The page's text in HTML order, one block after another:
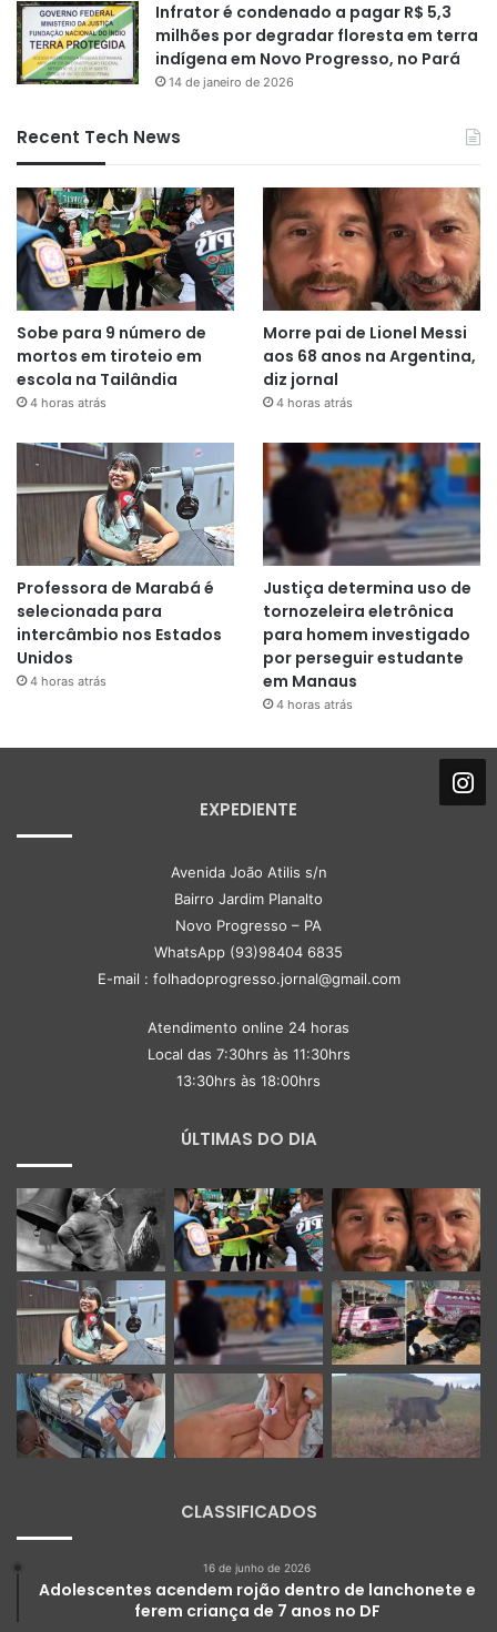
Infrator é condenado a pagar R$ 5,3
milhões por degradar floresta em terra
indígena em Novo Progresso, no Pará
14 de janeiro de 2026
Recent Tech News
Sobe para 9 número de
mortos em tiroteio em
escola na Tailândia
4 horas atrás
Morre pai de Lionel Messi
aos 68 anos na Argentina,
diz jornal
4 horas atrás
Professora de Marabá é
selecionada para
intercâmbio nos Estados
Unidos
4 horas atrás
Justiça determina uso de
tornozeleira eletrônica
para homem investigado
por perseguir estudante
em Manaus
4 horas atrás
EXPEDIENTE
Avenida João Atilis s/n
Bairro Jardim Planalto
Novo Progresso – PA
WhatsApp (93)98404 6835
E-mail : folhadoprogresso.jornal@gmail.com
Atendimento online 24 horas
Local das 7:30hrs às 11:30hrs
13:30hrs às 18:00hrs
ÚLTIMAS DO DIA
CLASSIFICADOS
16 de junho de 2026
Adolescentes acendem rojão dentro de lanchonete e
ferem criança de 7 anos no DF